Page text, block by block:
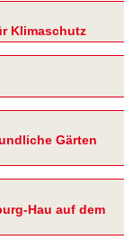
Klimaschutz
Gärten
Hau auf dem